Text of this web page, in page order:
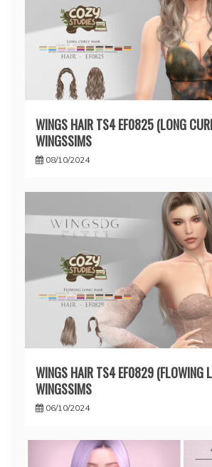
WINGS HAIR TS4 EF0825 (LONG
WINGSSIMS
08/10/2024
WINGS HAIR TS4 EF0829 (FLOWING
WINGSSIMS
06/10/2024